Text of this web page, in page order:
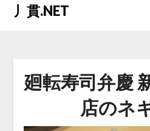
Skip丿貫.NET
廻転寿司弁慶
店のネ